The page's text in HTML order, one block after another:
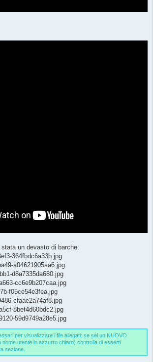
stata un devasto di barche:
364fbdc6a33b.jpg
a04621905aa6.jpg
d8a7335da680.jpg
cc6e9b207caa.jpg
f05ce54e3fea.jpg
cfaae2a74af8.jpg
8bef4d60bdc2.jpg
59d9749a28e5.jpg
per visualizzare i file allegati: se sei un NUOVO
nome utente in azzurro chiaro) controlla di esserti
sezione.